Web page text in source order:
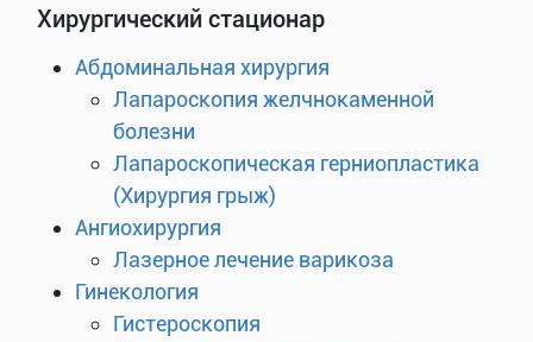
Хирургический стационар
Абдоминальная хирургия
Лапароскопия желчнокаменной
болезни
Лапароскопическая герниопластика
(Хирургия грыж)
Ангиохирургия
Лазерное лечение варикоза
Гинекология
Гистероскопия